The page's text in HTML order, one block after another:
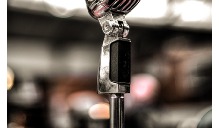
HATÁS ALATT ZENEKAR
Új igéret